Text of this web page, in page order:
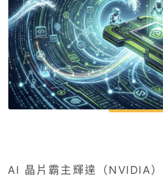
AI 晶片霸主輝達（NVIDIA